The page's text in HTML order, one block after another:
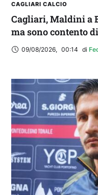
CAGLIARI CALCIO
Cagliari, Maldini a
ma sono contento
09/08/2026, 00:14 di